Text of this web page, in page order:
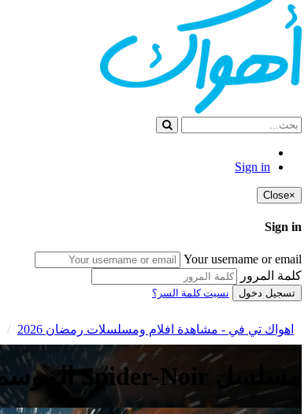
Sign in
×
Close
Sign in
Your username or email
كلمة المرور
تسجيل دخول نسيت كلمة السر؟
اهواك تي في - مشاهدة افلام ومسلسلات رمضان 2026